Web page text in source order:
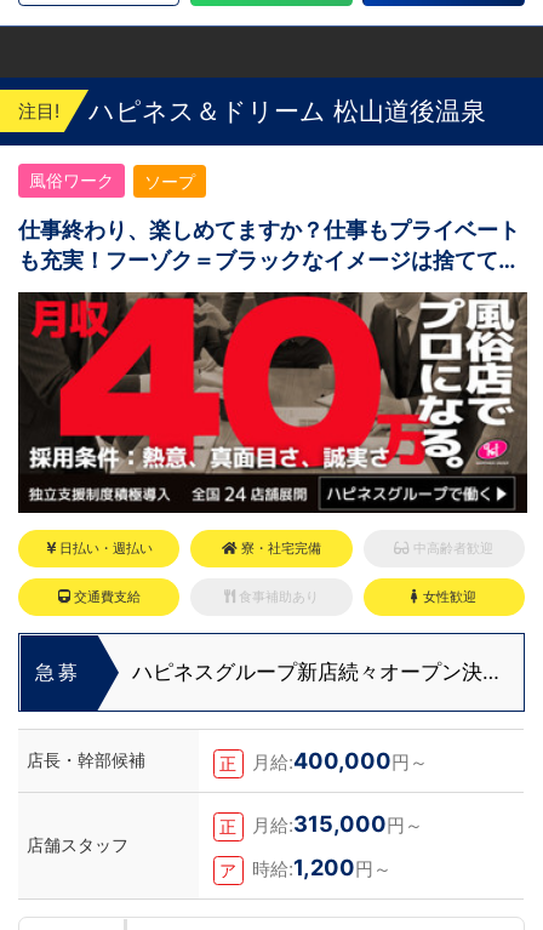
注目! ハピネス＆ドリーム 松山道後温泉
風俗ワーク ソープ
仕事終わり、楽しめてますか？仕事もプライベート
も充実！フーゾク＝ブラックなイメージは捨てて
OK！
日払い・週払い 寮・社宅完備 中高齢者歓迎
交通費支給 食事補助あり 女性歓迎
急募
ハピネスグループ新店続々オープン決
店長・幹部候補 正 月給:400,000円～
店舗スタッフ
正 月給:315,000円～
ア 時給:1,200円～